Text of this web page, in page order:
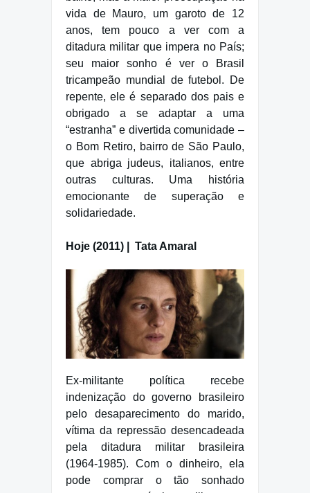
vida de Mauro, um garoto de 12
anos, tem pouco a ver com a
ditadura militar que impera no País;
seu maior sonho é ver o Brasil
tricampeão mundial de futebol. De
repente, ele é separado dos pais e
obrigado a se adaptar a uma
“estranha” e divertida comunidade –
o Bom Retiro, bairro de São Paulo,
que abriga judeus, italianos, entre
outras culturas. Uma história
emocionante de superação e
solidariedade.
Hoje (2011) | Tata Amaral
Ex-militante política recebe
indenização do governo brasileiro
pelo desaparecimento do marido,
vítima da repressão desencadeada
pela ditadura militar brasileira
(1964-1985). Com o dinheiro, ela
pode comprar o tão sonhado